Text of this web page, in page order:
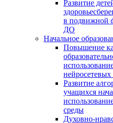
Развитие
в подвижной
ДО
Начальное
Повышение
нейросетевых
Развитие
учащихся
среды
Духовно-